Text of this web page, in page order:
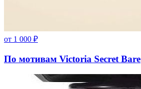
от 1 000 ₽
По мотивам Victoria Secret Bare